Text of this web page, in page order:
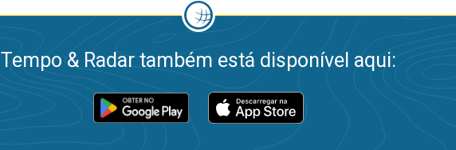
Tempo & Radar também está disponível aqui: